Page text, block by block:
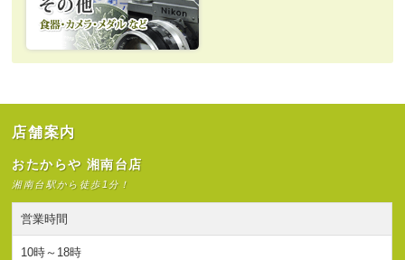
店舗案内
おたからや 湘南台店
湘南台駅から徒歩1分！
営業時間
10時～18時